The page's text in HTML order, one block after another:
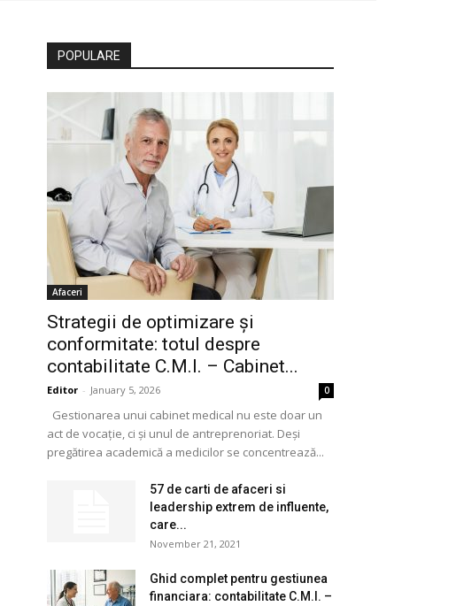
POPULARE
Afaceri
Strategii de optimizare și
conformitate: totul despre
contabilitate C.M.I. – Cabinet...
Editor - January 5, 2026 0
Gestionarea unui cabinet medical nu este doar un
act de vocație, ci și unul de antreprenoriat. Deși
pregătirea academică a medicilor se concentrează...
57 de carti de afaceri si
leadership extrem de influente,
care...
November 21, 2021
Ghid complet pentru gestiunea
financiara: contabilitate C.M.I. –